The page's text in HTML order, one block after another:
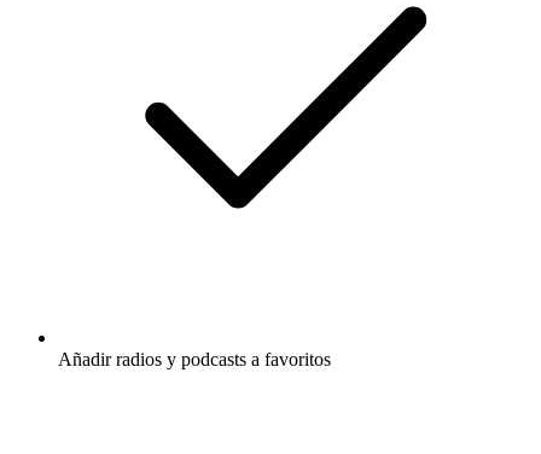
Añadir radios y podcasts a favoritos